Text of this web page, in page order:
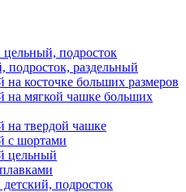
цельный, подросток
подросток, раздельный
косточке больших размеров
на мягкой чашке больших
на твердой чашке
с шортами
цельный
подросток